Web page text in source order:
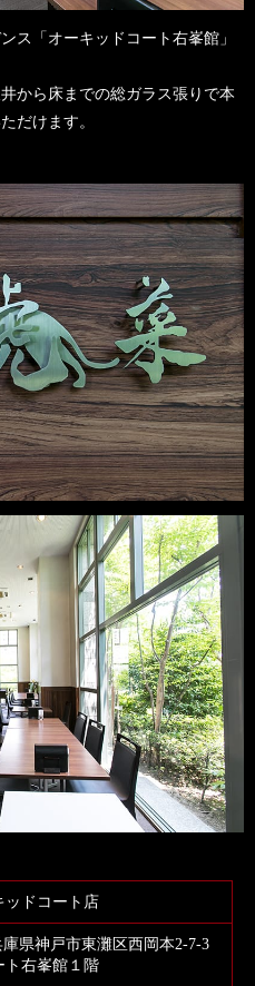
ス「オーキッドコート右峯館」
から床までの総ガラス張りで本
だけます。
ドコート店
県神戸市東灘区西岡本2-7-3
ト右峯館１階